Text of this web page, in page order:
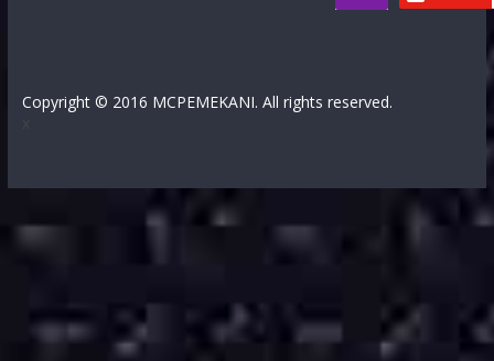
Copyright © 2016 MCPEMEKANI. All rights reserved.